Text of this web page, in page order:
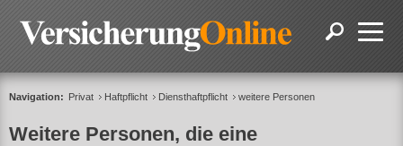
Navigation: Privat Haftpflicht Diensthaftpflicht weitere Personen
Weitere Personen, die eine